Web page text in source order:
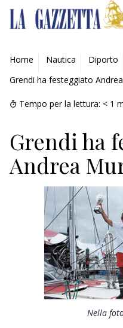
AMBIENTE
MOBILITÀ
INDUSTRIA
RICERCA
ECONOMIA
TURISMO
CULTURA
NAUTICA
EDITORIALI
Home Nautica
Diporto
Grendi ha festeggiato
Tempo per la lettura: < 1
Grendi ha
Andrea
Nella